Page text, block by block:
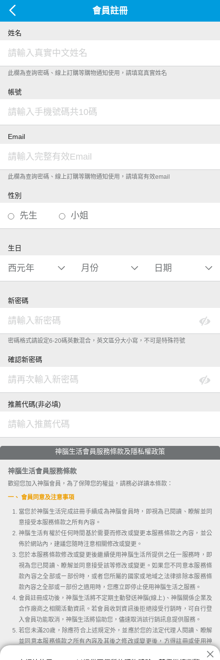
會員註冊
姓名
此欄為查詢密碼、線上訂購等購物通知使用，請填寫真實姓名
帳號
Email
此欄為查詢密碼、線上訂購等購物通知使用，請填寫有效email
性別
先生 小姐
生日
新密碼
密碼格式請設定6-20碼英數混合，英文區分大小寫，不可是特殊符號
確認新密碼
推薦代碼(非必填)
神腦生活會員服務條款及隱私權政策
神腦生活會員服務條款
歡迎您加入神腦會員，為了保障您的權益，請務必詳讀本條款：
一、 會員同意及注意事項
當您於神腦生活完成註冊手續成為神腦會員時，即視為已閱讀、瞭解並同
意接受本服務條款之所有內容。
神腦生活有權於任何時間基於需要而修改或變更本服務條款之內容，並公
佈於網站內，建議您隨時注意相關修改或變更。
您於本服務條款修改或變更後繼續使用神腦生活所提供之任一服務時，即
視為您已閱讀、瞭解並同意接受該等修改或變更。如果您不同意本服務條
款內容之全部或ㄧ部份時，或者您所屬的國家或地域之法律排除本服務條
款內容之全部或ㄧ部份之適用時，您應立即停止使用神腦生活之服務。
會員註冊成功後，神腦生活將不定期主動發送神腦(線上)、神腦關係企業及
合作廠商之相關活動資訊。若會員收到資訊後拒絕接受行銷時，可自行登
入會員功能取消，神腦生活將協助您，儘速取消該行銷訊息提供服務。
若您未滿20歲，除應符合上述規定外，並應於您的法定代理人閱讀、瞭解
並同意本服務條款之所有內容及其後之修改或變更後，方得註冊或使用神
腦生活。當您使用或繼續使用神腦生活所提供之任一服務時，即推定您的